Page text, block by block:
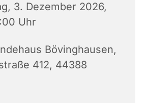
3. Dezember 2026,
Uhr
Bövinghausen,
412, 44388